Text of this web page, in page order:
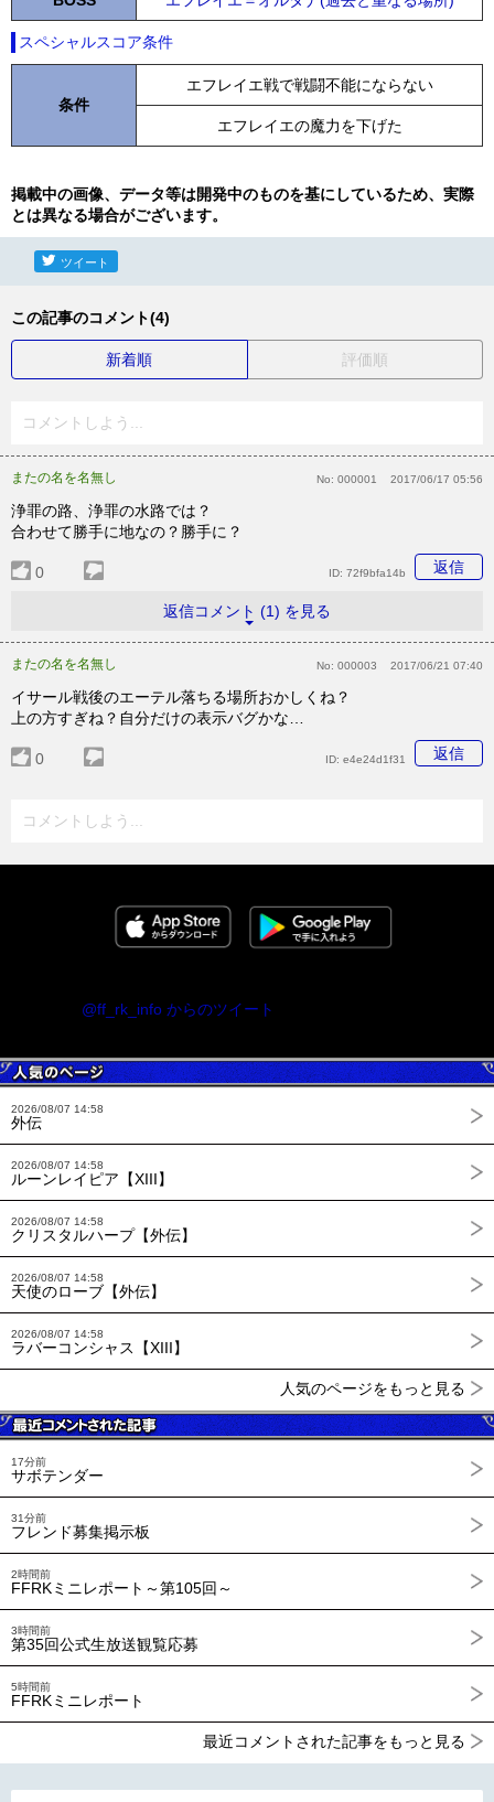
スペシャルスコア条件
条件
エフレイエ戦で戦闘不能にならない
エフレイエの魔力を下げた
掲載中の画像、データ等は開発中のものを基にしているため、実際
とは異なる場合がございます。
ツイート
この記事のコメント(4)
新着順 評価順
コメントしよう...
またの名を名無し No: 000001 2017/06/17 05:56
浄罪の路、浄罪の水路では？
合わせて勝手に地なの？勝手に？
0 返信
ID: 72f9bfa14b
返信コメント (1) を見る
またの名を名無し No: 000003 2017/06/21 07:40
イサール戦後のエーテル落ちる場所おかしくね？
上の方すぎね？自分だけの表示バグかな…
0 返信
ID: e4e24d1f31
コメントしよう...
@ff_rk_info からのツイート
2026/08/07 14:58
外伝
2026/08/07 14:58
ルーンレイピア【XIII】
2026/08/07 14:58
クリスタルハープ【外伝】
2026/08/07 14:58
天使のローブ【外伝】
2026/08/07 14:58
ラバーコンシャス【XIII】
人気のページをもっと見る
17分前
サボテンダー
31分前
フレンド募集掲示板
2時間前
FFRKミニレポート～第105回～
3時間前
第35回公式生放送観覧応募
5時間前
FFRKミニレポート
最近コメントされた記事をもっと見る